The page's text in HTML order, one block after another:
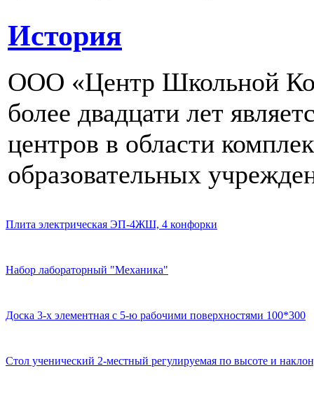
История
ООО «Центр Школьной
более двадцати лет
центров в области
образовательных
Плита электрическая ЭП-4ЖШ, 4 конфорки
Набор лабораторный "Механика"
Доска 3-х элементная с 5-ю рабочими поверхностями 100*300
Стол ученический 2-местный регулируемая по высоте и